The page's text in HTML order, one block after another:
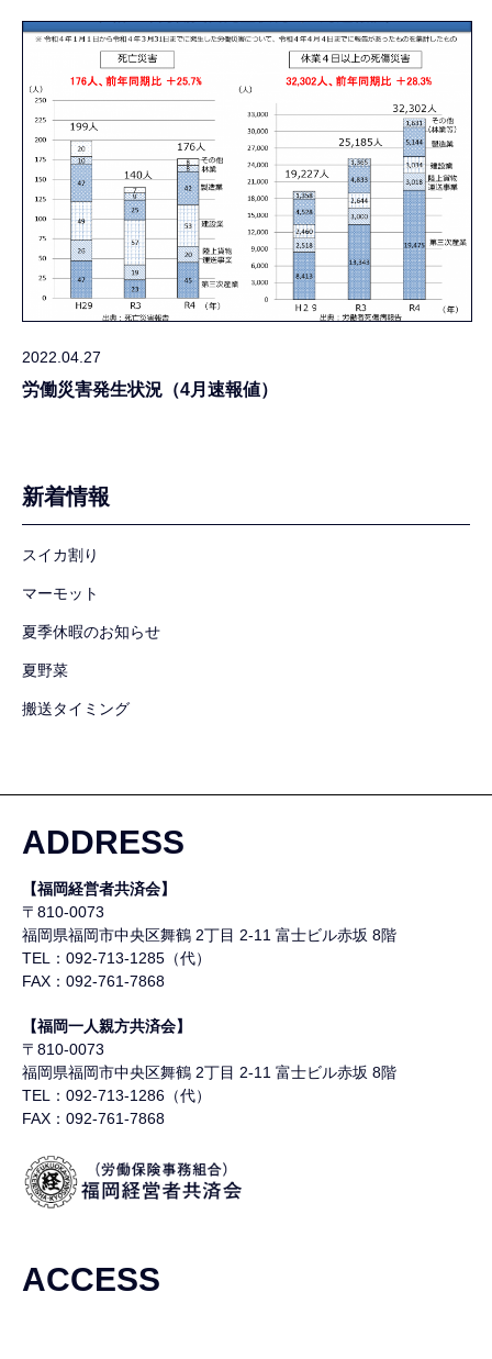
2022.04.27
労働災害発生状況（4月速報値）
新着情報
スイカ割り
マーモット
夏季休暇のお知らせ
夏野菜
搬送タイミング
ADDRESS
【福岡経営者共済会】
〒810-0073
福岡県福岡市中央区舞鶴 2丁目 2-11 富士ビル赤坂 8階
TEL：092-713-1285（代）
FAX：092-761-7868
【福岡一人親方共済会】
〒810-0073
福岡県福岡市中央区舞鶴 2丁目 2-11 富士ビル赤坂 8階
TEL：092-713-1286（代）
FAX：092-761-7868
ACCESS